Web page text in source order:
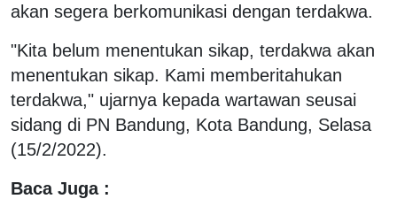
akan segera berkomunikasi dengan terdakwa.
"Kita belum menentukan sikap, terdakwa akan
menentukan sikap. Kami memberitahukan
terdakwa," ujarnya kepada wartawan seusai
sidang di PN Bandung, Kota Bandung, Selasa
(15/2/2022).
Baca Juga :